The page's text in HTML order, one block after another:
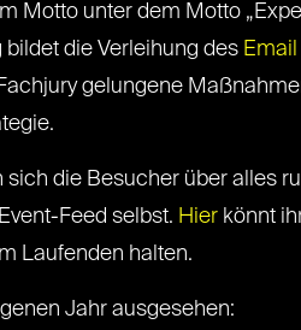
Motto unter dem Motto
die Verleihung des
gelungene
die Besucher über alles
Feed selbst. Hierkönnt
Laufenden halten.
Jahr ausgesehen: